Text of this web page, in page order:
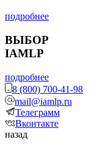
подробнее
ВЫБОР
IAMLP
подробнее
8 (800) 700-41-98
mail@iamlp.ru
Телеграмм
Вконтакте
назад